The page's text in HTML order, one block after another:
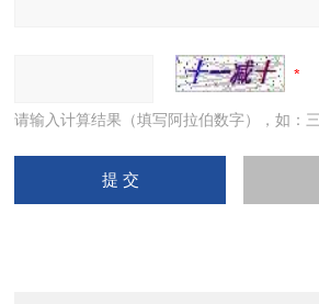
请输入计算结果（填写阿拉伯数字），如：